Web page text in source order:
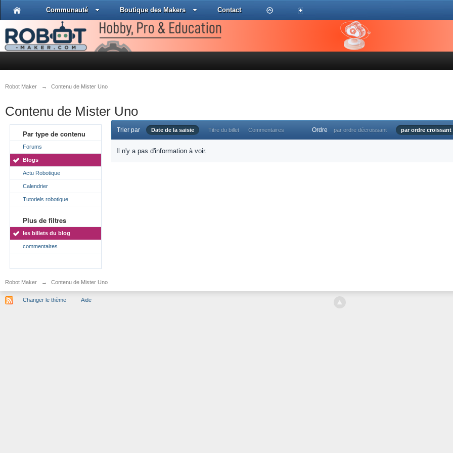
Communauté Boutique des Makers Contact
Robot Maker → Contenu de Mister Uno
Contenu de Mister Uno
Par type de contenu
Forums
Blogs
Actu Robotique
Calendrier
Tutoriels robotique
Plus de filtres
les billets du blog
commentaires
Trier par Date de la saisie Titre du billet Commentaires Ordre par ordre décroissant par ordre croissant
Il n'y a pas d'information à voir.
Robot Maker → Contenu de Mister Uno
Changer le thème Aide